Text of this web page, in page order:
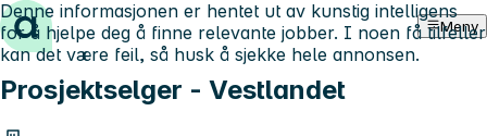
Hopp til innhold Meny
Prosjektselger - Vestlandet
Denne informasjonen er hentet ut av kunstig intelligens
for å hjelpe deg å finne relevante jobber. I noen få tilfeller
kan det være feil, så husk å sjekke hele annonsen.